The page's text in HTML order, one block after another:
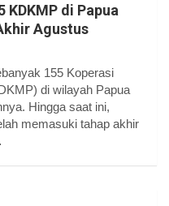
KDKMP di Papua
Agustus
155 Koperasi
di wilayah Papua
Hingga saat ini,
memasuki tahap akhir